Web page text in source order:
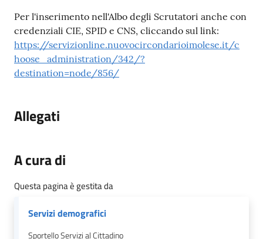
Per l'inserimento nell'Albo degli Scrutatori anche con
credenziali CIE, SPID e CNS, cliccando sul link:
https://servizionline.nuovocircondarioimolese.it/c
hoose_administration/342/?
destination=node/856/
Allegati
A cura di
Questa pagina è gestita da
Servizi demografici
Sportello Servizi al Cittadino